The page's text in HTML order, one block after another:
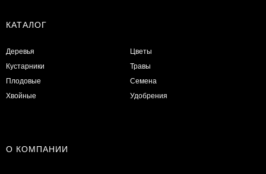
КАТАЛОГ
Деревья
Кустарники
Плодовые
Хвойные
Цветы
Травы
Семена
Удобрения
О КОМПАНИИ